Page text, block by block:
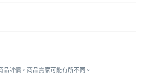
評價，商品賣家可能有所不同。